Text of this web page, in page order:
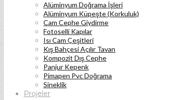
Alüminyum Doğrama İşleri
Alüminyum Küpeşte (Korkuluk)
Cam Cephe Giydirme
Fotoselli Kapılar
Isı Cam Çeşitleri
Kış Bahçesi Açılır Tavan
Kompozit Dış Cephe
Panjur Kepenk
Pimapen Pvc Doğrama
Sineklik
Projeler